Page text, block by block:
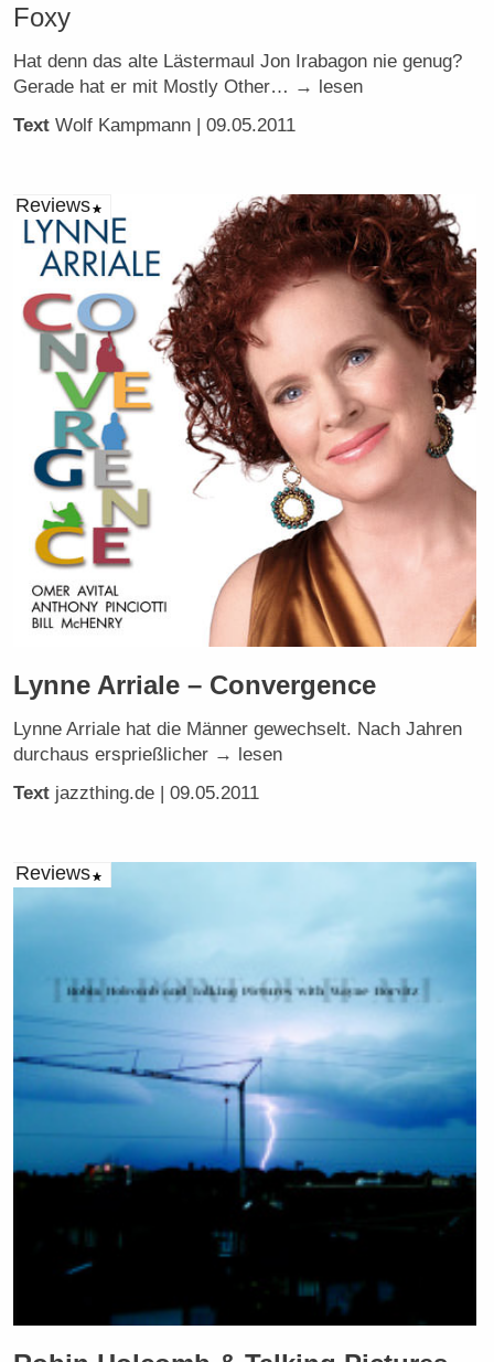
Foxy
Hat denn das alte Lästermaul Jon Irabagon nie genug?
Gerade hat er mit Mostly Other… → lesen
Text Wolf Kampmann | 09.05.2011
Reviews
Lynne Arriale – Convergence
Lynne Arriale hat die Männer gewechselt. Nach Jahren
durchaus ersprießlicher → lesen
Text jazzthing.de | 09.05.2011
Reviews